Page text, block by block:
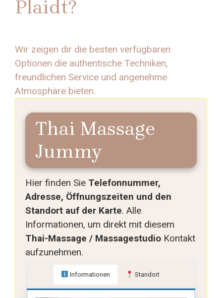
Plaidt?
Wir zeigen dir die besten verfügbaren
Optionen die authentische Techniken,
freundlichen Service und angenehme
Atmosphäre bieten.
Thai Massage
Jummy
Hier finden Sie Telefonnummer,
Adresse, Öffnungszeiten und den
Standort auf der Karte. Alle
Informationen, um direkt mit diesem
Thai-Massage / Massagestudio Kontakt
aufzunehmen.
Informationen Standort